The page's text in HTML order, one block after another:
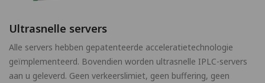
Ultrasnelle servers
Alle servers hebben gepatenteerde acceleratietechnologie
geïmplementeerd. Bovendien worden ultrasnelle IPLC-servers
aan u geleverd. Geen verkeerslimiet, geen buffering, geen